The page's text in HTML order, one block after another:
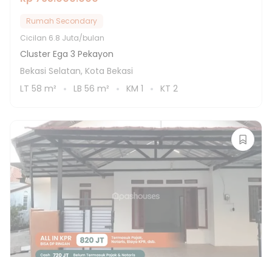
Rumah Secondary
Cicilan 6.8 Juta/bulan
Cluster Ega 3 Pekayon
Bekasi Selatan, Kota Bekasi
LT 58 m² LB 56 m² KM 1 KT 2